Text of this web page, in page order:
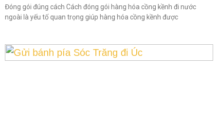
Đóng gói đúng cách Cách đóng gói hàng hóa cồng kềnh đi nước
ngoài là yếu tố quan trọng giúp hàng hóa cồng kềnh được